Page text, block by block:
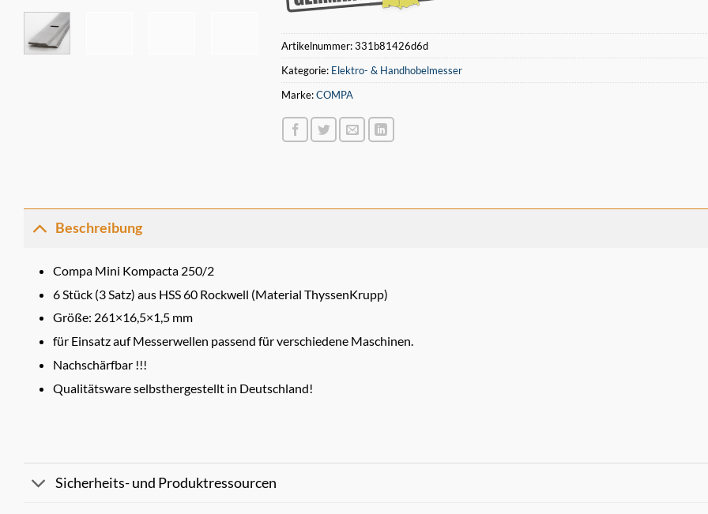
Artikelnummer:331b81426d6d
Kategorie: Elektro- & Handhobelmesser
Marke:COMPA
Beschreibung
Compa Mini Kompacta 250/2
6 Stück (3 Satz) aus HSS 60 Rockwell (Material ThyssenKrupp)
Größe: 261×16,5×1,5 mm
für Einsatz auf Messerwellen passend für verschiedene Maschinen.
Nachschärfbar !!!
Qualitätsware selbsthergestellt in Deutschland!
Sicherheits- und Produktressourcen